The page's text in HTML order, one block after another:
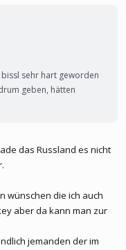
bissl sehr hart geworden
geben, hätten
das Russland es nicht
wünschen die ich auch
aber da kann man zur
jemanden der im